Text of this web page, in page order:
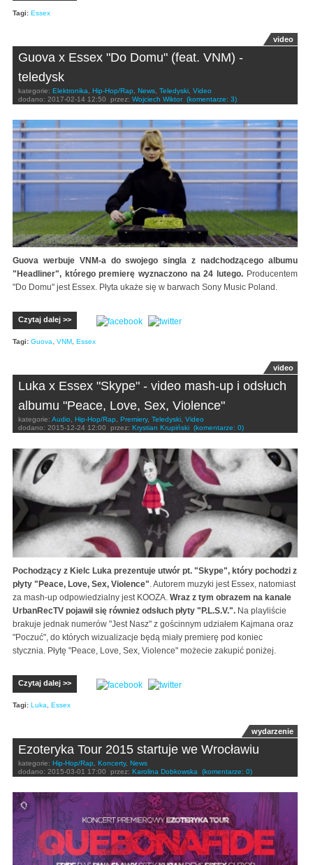
Tagi: Essex
video
Guova x Essex "Do Domu" (feat. VNM) -
teledysk
kategorie: Elektronika Hip-Hop/Rap News Teledyski Video
dodano: 2017-02-14 12:50 przez: Wojciech Wiktor (komentarze: 3)
Guova werbuje VNM-a do swojego singla z nadchodzącego albumu
"Headliner", którego premierę wyznaczono na 24 lutego. Producentem
"Do Domu" jest Essex. Płyta ukaże się w barwach Sony Music Poland.
Czytaj dalej >>
Tagi: Guova, VNM, Essex
video
Luka x Essex "Skype" - video mash-up i odsłuch
albumu "Peace, Love, Sex, Violence"
kategorie: Audio, Hip-Hop/Rap, Premiery, Teledyski, Video
dodano: 2015-12-24 12:00 przez: Krystian Krupiński (komentarze: 0)
Pochodzący z Kielc Luka prezentuje utwór pt. "Skype", który pochodzi z
płyty "Peace, Love, Sex, Violence" . Autorem muzyki jest Essex, natomiast
za mash-up odpowiedzialny jest KOOZA. Wraz z tym obrazem na kanale
UrbanRecTV pojawił się również odsłuch płyty "P.L.S.V.". Na playliście
brakuje jednak numerów "Jest Nasz" z gościnnym udziałem Kajmana oraz
"Poczuć", do których wizualizacje będą miały premierę pod koniec
stycznia. Płytę "Peace, Love, Sex, Violence" możecie zakupić poniżej.
Czytaj dalej >>
Tagi: Luka Essex
wydarzenie
Ezoteryka Tour 2015 startuje we Wrocławiu
kategorie: Hip-Hop/Rap Koncerty, News
dodano: 2015-03-01 17:00 przez: Karolina Dobkowska (komentarze: 0)